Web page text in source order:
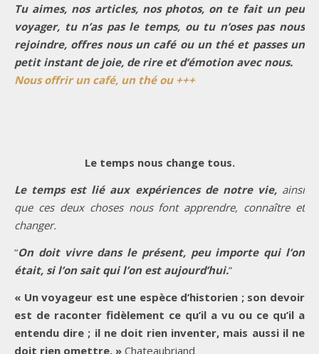
Tu aimes, nos articles, nos photos, on te fait un peu
voyager, tu n’as pas le temps, ou tu n’oses pas nous
rejoindre, offres nous un café ou un thé et passes un
petit instant de joie, de rire et d’émotion avec nous.
Nous offrir un café, un thé ou +++
Le temps nous change tous.
Le temps est lié aux expériences de notre vie, ainsi
que ces deux choses nous font apprendre, connaître et
changer.
“On doit vivre dans le présent, peu importe qui l’on
était, si l’on sait qui l’on est aujourd’hui.”
« Un voyageur est une espèce d’historien ; son devoir
est de raconter fidèlement ce qu’il a vu ou ce qu’il a
entendu dire ; il ne doit rien inventer, mais aussi il ne
doit rien omettre. » Chateaubriand